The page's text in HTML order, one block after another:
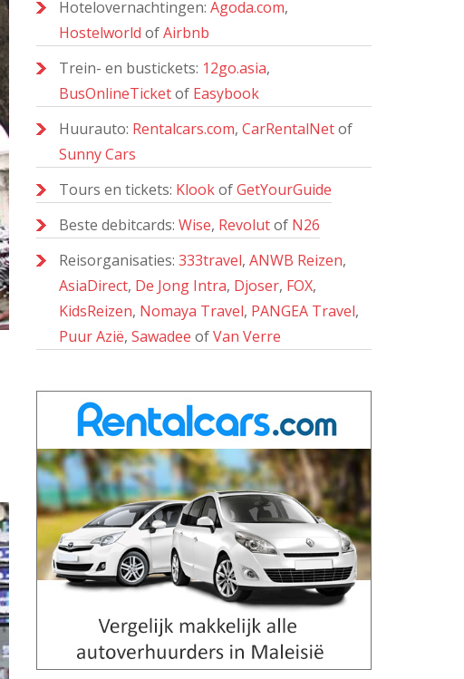
Hotelovernachtingen: Agoda.com,
Hostelworld ofAirbnb
Trein- en bustickets: 12go.asia,
BusOnlineTicketof Easybook
Huurauto: Rentalcars.com, CarRentalNetof
Sunny Cars
Tours en tickets: KlookofGetYourGuide
Beste debitcards: Wise, Revolutof N26
Reisorganisaties: 333travel, ANWB Reizen,
AsiaDirect, De Jong Intra, Djoser, FOX,
KidsReizen, Nomaya Travel, PANGEA Travel,
Puur Azië, Sawadee ofVan Verre